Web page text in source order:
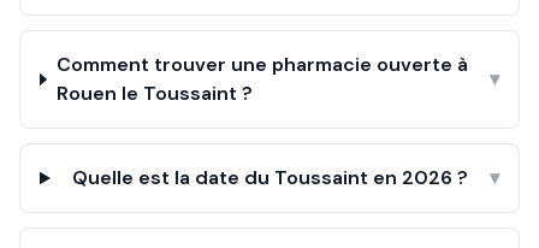
Comment trouver une pharmacie ouverte à
Rouen le Toussaint ?
▾
Quelle est la date du Toussaint en 2026 ? ▾